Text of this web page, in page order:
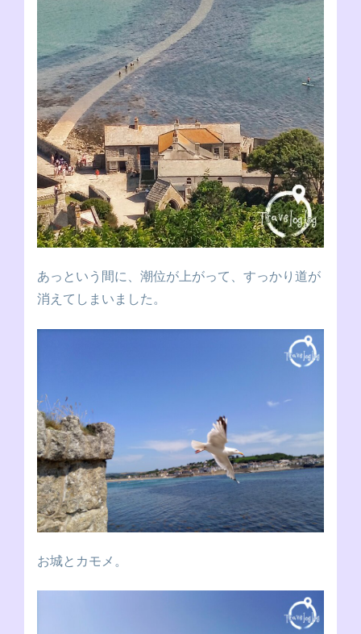
あっという間に、潮位が上がって、すっかり道が
消えてしまいました。
お城とカモメ。